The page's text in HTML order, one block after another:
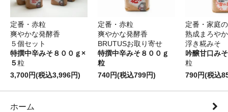
定番・赤粒
爽やかな発酵香
５個セット
特撰中辛みそ８００ｇ×
５ 粒
3,700円(税込3,996円)
定番・赤粒
爽やかな発酵香
BRUTUSお取り寄せ
特撰中辛みそ８００ｇ
粒
740円(税込799円)
定番・家庭
熟成まろやか
浮き糀みそ
吟醸甘口み
粒
790円(税込
ホーム